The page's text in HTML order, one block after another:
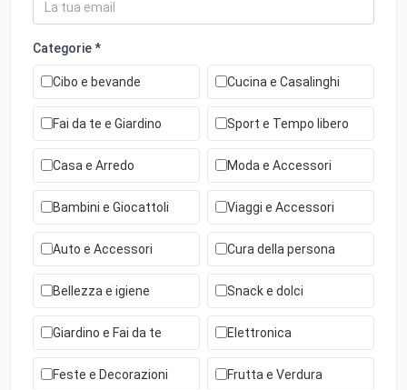
Categorie *
Cibo e bevande Cucina e Casalinghi
Fai da te e Giardino Sport e Tempo libero
Casa e Arredo Moda e Accessori
Bambini e Giocattoli Viaggi e Accessori
Auto e Accessori Cura della persona
Bellezza e igiene Snack e dolci
Giardino e Fai da te Elettronica
Feste e Decorazioni Frutta e Verdura